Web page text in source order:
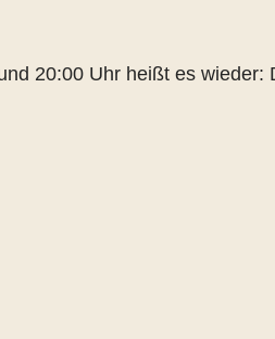
20:00 Uhr heißt es